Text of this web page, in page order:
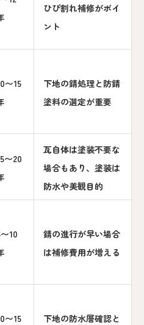
ひび割れ補修がポイ
ント
〜15
下地の錆処理と防錆
塗料の選定が重要
〜20
瓦自体は塗装不要な
場合もあり、塗装は
防水や美観目的
10
錆の進行が早い場合
は補修費用が増える
〜15
下地の防水層確認と